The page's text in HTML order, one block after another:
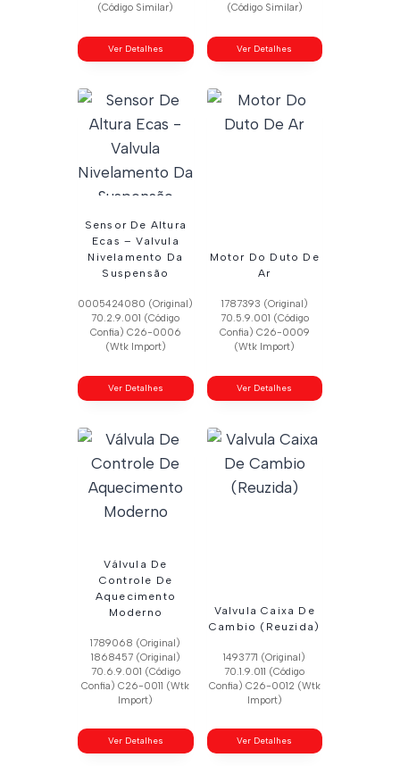
(Código Similar)
Ver Detalhes
(Código Similar)
Ver Detalhes
Sensor De Altura
Ecas – Valvula
Nivelamento Da
Suspensão
0005424080 (Original)
70.2.9.001 (Código
Confia) C26-0006
(Wtk Import)
Ver Detalhes
Motor Do Duto De
Ar
1787393 (Original)
70.5.9.001 (Código
Confia) C26-0009
(Wtk Import)
Ver Detalhes
Válvula De
Controle De
Aquecimento
Moderno
1789068 (Original)
1868457 (Original)
70.6.9.001 (Código
Confia) C26-0011 (Wtk
Import)
Ver Detalhes
Valvula Caixa De
Cambio (Reuzida)
1493771 (Original)
70.1.9.011 (Código
Confia) C26-0012 (Wtk
Import)
Ver Detalhes